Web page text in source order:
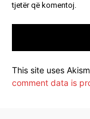
tjetër që komentoj.
This site uses
comment data is